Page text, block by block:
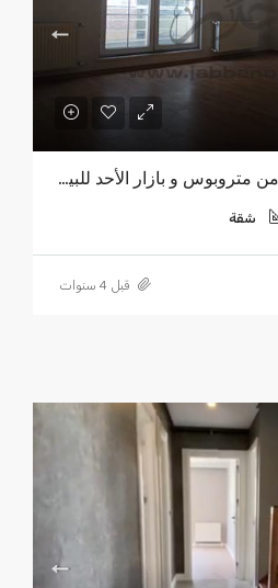
شقة للبيع 3+1 بالقرب من متروبوس و بازار الأحد للبيع $87.000
شقة
قبل 4 سنوات